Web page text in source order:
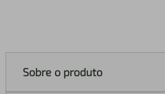
Sobre o produto